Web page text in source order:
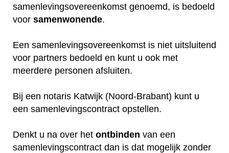
samenlevingsovereenkomst genoemd, is bedoeld
voor samenwonende.
Een samenlevingsovereenkomst is niet uitsluitend
voor partners bedoeld en kunt u ook met
meerdere personen afsluiten.
Bij een notaris Katwijk (Noord-Brabant) kunt u
een samenlevingscontract opstellen.
Denkt u na over het ontbinden van een
samenlevingscontract dan is dat mogelijk zonder